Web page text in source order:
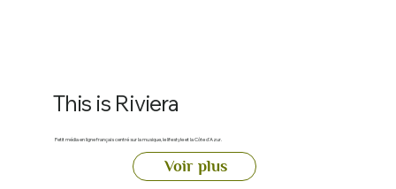
This is Riviera
Petit média en ligne français centré sur la musique, le lifestyle et la Côte d’Azur.
Voir plus